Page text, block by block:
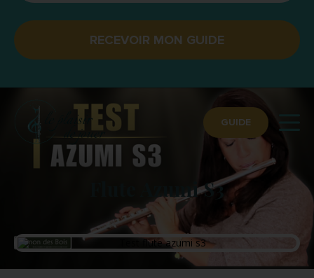
GUIDE
Flute Azumi S3
RECEVOIR MON GUIDE